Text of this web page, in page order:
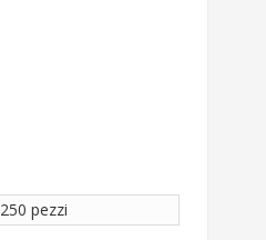
250 pezzi